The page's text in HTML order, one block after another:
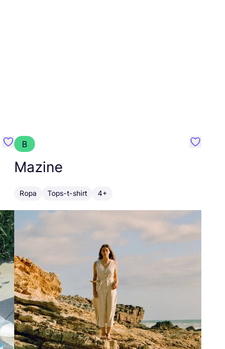
Favoritos {nombre}
B
Mazine
Ropa Tops-t-shirt 4+